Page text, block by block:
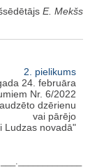
E. Mekšs
2. pielikums
24. februāra
Nr. 6/2022
dzērienu
vai pārējo
Ludzas novadā"